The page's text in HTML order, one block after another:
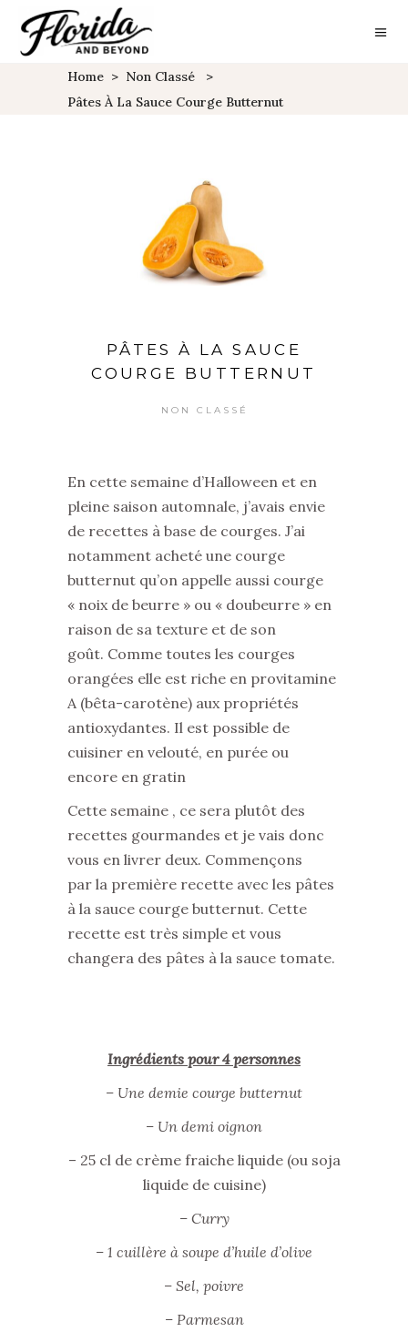
Home > Non Classé
>
Pâtes À La Sauce Courge Butternut
PÂTES À LA SAUCE
COURGE BUTTERNUT
NON CLASSÉ
En cette semaine d’Halloween et en
pleine saison automnale, j’avais envie
de recettes à base de courges. J’ai
notamment acheté une courge
butternut qu’on appelle aussi courge
« noix de beurre » ou « doubeurre » en
raison de sa texture et de son
goût. Comme toutes les courges
orangées elle est riche en provitamine
A (bêta-carotène) aux propriétés
antioxydantes. Il est possible de
cuisiner en velouté, en purée ou
encore en gratin
Cette semaine , ce sera plutôt des
recettes gourmandes et je vais donc
vous en livrer deux. Commençons
par la première recette avec les pâtes
à la sauce courge butternut. Cette
recette est très simple et vous
changera des pâtes à la sauce tomate.
Ingrédients pour 4 personnes
– Une demie courge butternut
– Un demi oignon
– 25 cl de crème fraiche liquide (ou soja
liquide de cuisine)
– Curry
– 1 cuillère à soupe d’huile d’olive
– Sel, poivre
– Parmesan